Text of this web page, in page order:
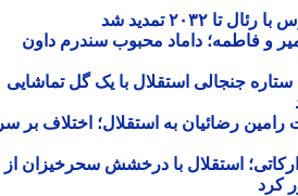
تمدید شد
و فاطمه؛ داماد محبوب سندرم داون
جنجالی استقلال با یک گل تماشایی
رضائیان به استقلال؛ اختلاف بر سر
استقلال با درخشش سحرخیزان از